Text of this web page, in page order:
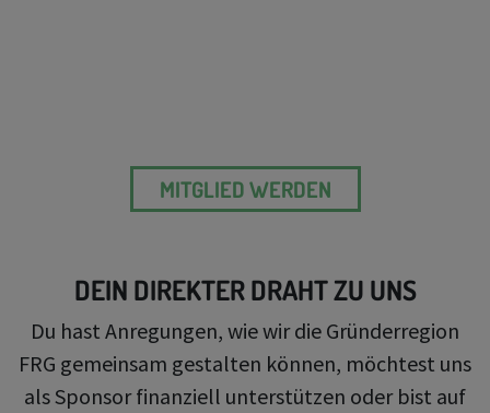
MITGLIED WERDEN
DEIN DIREKTER DRAHT ZU UNS
Du hast Anregungen, wie wir die Gründerregion
FRG gemeinsam gestalten können, möchtest uns
als Sponsor finanziell unterstützen oder bist auf